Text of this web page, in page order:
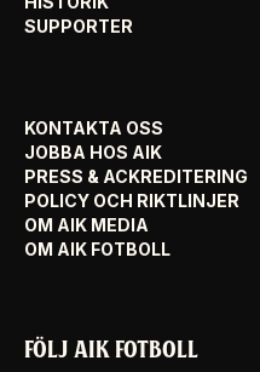
SUPPORTER
KONTAKTA OSS
JOBBA HOS AIK
PRESS & ACKREDITERING
POLICY OCH RIKTLINJER
OM AIK MEDIA
OM AIK FOTBOLL
FÖLJ AIK FOTBOLL